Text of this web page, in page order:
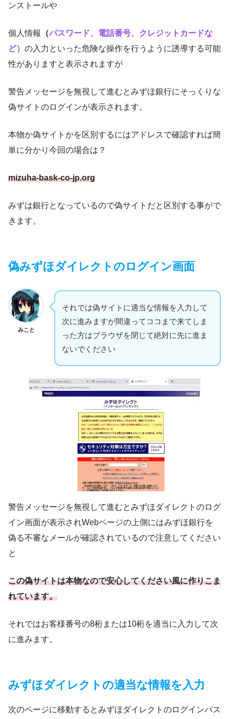
ンストールや
個人情報 （パスワード、電話番号、クレジットカードな
ど） の入力といった危険な操作を行うように誘導する可能
性がありますと表示されますが
警告メッセージを無視して進むとみずほ銀行にそっくりな
偽サイトのログインが表示されます。
本物か偽サイトかを区別するにはアドレスで確認すれば簡
単に分かり今回の場合は？
mizuha-bask-co-jp.org
みずは銀行となっているので偽サイトだと区別する事がで
きます。
偽みずほダイレクトのログイン画面
みこと
それでは偽サイトに適当な情報を入力して
次に進みますが間違ってココまで来てしま
った方はブラウザを閉じて絶対に先に進ま
ないでください
警告メッセージを無視して進むとみずほダイレクトのログ
イン画面が表示されWebページの上側にはみずほ銀行を
偽る不審なメールが確認されているので注意してください
と
この偽サイトは本物なので安心してください風に作りこま
れています。
それではお客様番号の8桁または10桁を適当に入力して次
に進みます。
みずほダイレクトの適当な情報を入力
次のページに移動するとみずほダイレクトのログインパス